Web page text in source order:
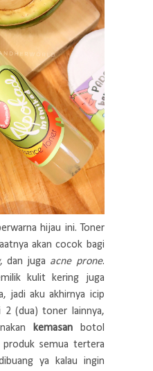
hijau ini. Toner
akan cocok bagi
, dan juga acne prone.
kulit kering juga
jadi aku akhirnya icip
(dua) toner lainnya,
kemasan
botol
semua tertera
ya kalau ingin